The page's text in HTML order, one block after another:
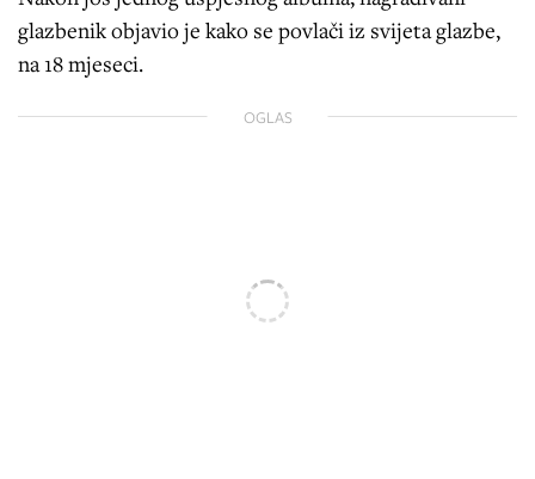
glazbenik objavio je kako se povlači iz svijeta glazbe,
na 18 mjeseci.
OGLAS